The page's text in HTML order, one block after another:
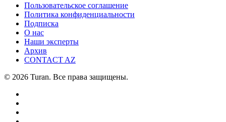
Пользовательское соглашение
Политика конфиденциальности
Подписка
О нас
Наши эксперты
Архив
CONTACT AZ
© 2026 Turan. Все права защищены.